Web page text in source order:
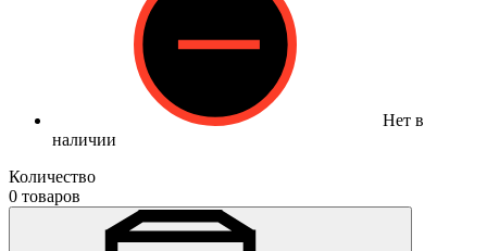
Нет в
наличии
Количество
0 товаров